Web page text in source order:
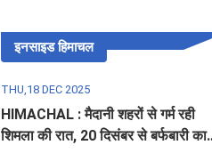
इनसाइड हिमाचल
THU,18 DEC 2025
HIMACHAL : मैदानी शहरों से गर्म रही
शिमला की रात, 20 दिसंबर से बर्फबारी का